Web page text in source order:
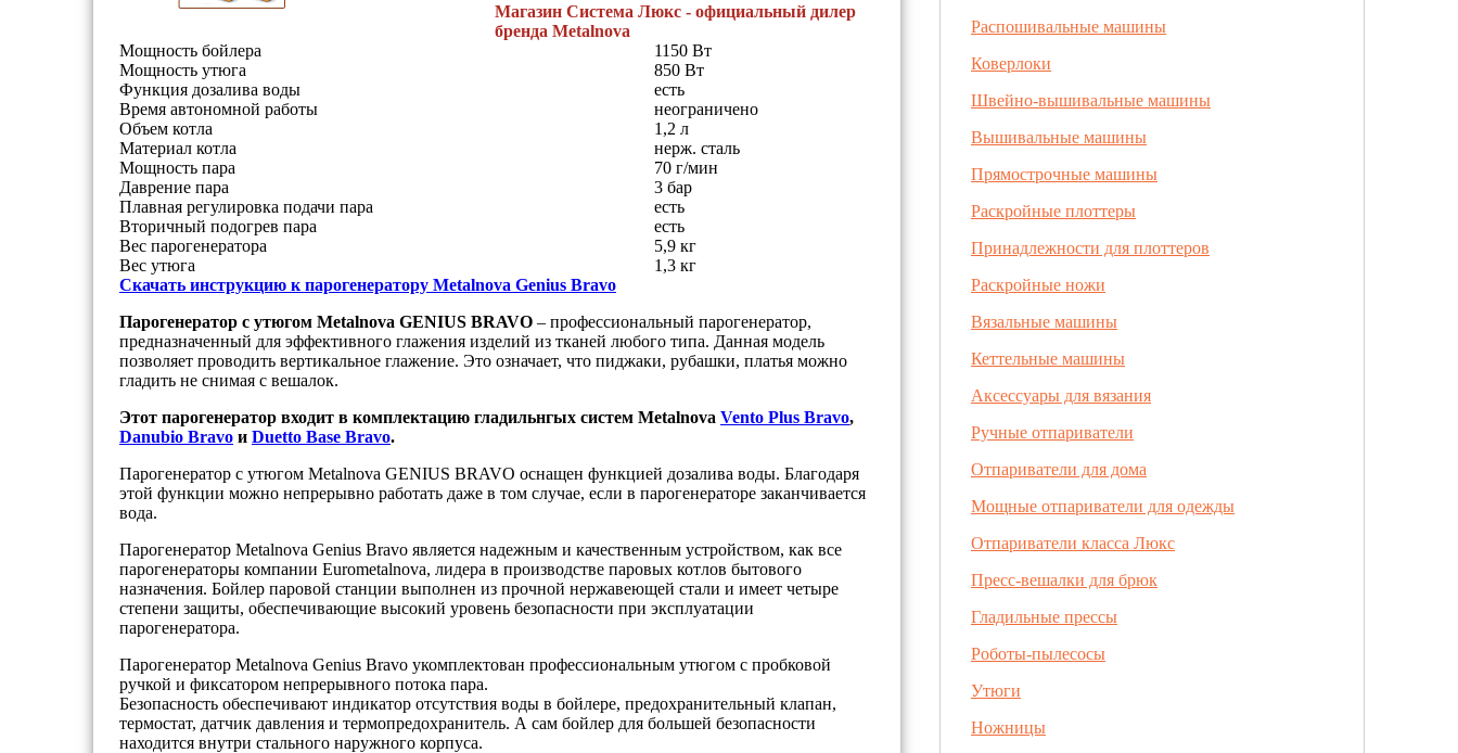
Мощность бойлера
1150 Вт
Мощность утюга
850 Вт
Функция дозалива воды
есть
Время автономной работы
неограничено
Объем котла
1,2 л
Материал котла
нерж. сталь
Мощность пара
70 г/мин
Даврение пара
3 бар
Плавная регулировка подачи пара
есть
Вторичный подогрев пара
есть
Вес парогенератора
5,9 кг
Вес утюга
1,3 кг
Магазин Система Люкс - официальный дилер
бренда Metalnova
Скачать инструкцию к парогенератору Metalnova Genius Bravo
Парогенератор с утюгом Metalnova GENIUS BRAVO – профессиональный парогенератор,
предназначенный для эффективного глажения изделий из тканей любого типа. Данная модель
позволяет проводить вертикальное глажение. Это означает, что пиджаки, рубашки, платья можно
гладить не снимая с вешалок.
Этот парогенератор входит в комплектацию гладильнгых систем Metalnova Vento Plus Bravo,
Danubio Bravo и Duetto Base Bravo.
Парогенератор с утюгом Metalnova GENIUS BRAVO оснащен функцией дозалива воды. Благодаря
этой функции можно непрерывно работать даже в том случае, если в парогенераторе заканчивается
вода.
Парогенератор Metalnova Genius Bravo является надежным и качественным устройством, как все
парогенераторы компании Eurometalnova, лидера в производстве паровых котлов бытового
назначения. Бойлер паровой станции выполнен из прочной нержавеющей стали и имеет четыре
степени защиты, обеспечивающие высокий уровень безопасности при эксплуатации
парогенератора.
Парогенератор Metalnova Genius Bravo укомплектован профессиональным утюгом с пробковой
ручкой и фиксатором непрерывного потока пара.
Безопасность обеспечивают индикатор отсутствия воды в бойлере, предохранительный клапан,
термостат, датчик давления и термопредохранитель. А сам бойлер для большей безопасности
находится внутри стального наружного корпуса.
Распошивальные машины
Коверлоки
Швейно-вышивальные машины
Вышивальные машины
Прямострочные машины
Раскройные плоттеры
Принадлежности для плоттеров
Раскройные ножи
Вязальные машины
Кеттельные машины
Аксессуары для вязания
Ручные отпариватели
Отпариватели для дома
Мощные отпариватели для одежды
Отпариватели класса Люкс
Пресс-вешалки для брюк
Гладильные прессы
Роботы-пылесосы
Утюги
Ножницы